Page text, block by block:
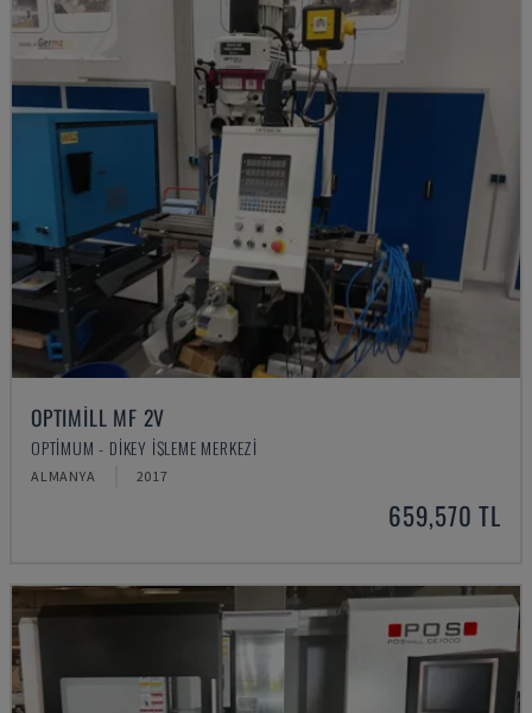
OPTIMILL MF 2V
OPTIMUM - DIKEY İŞLEME MERKEZI
ALMANYA 2017
659,570 TL